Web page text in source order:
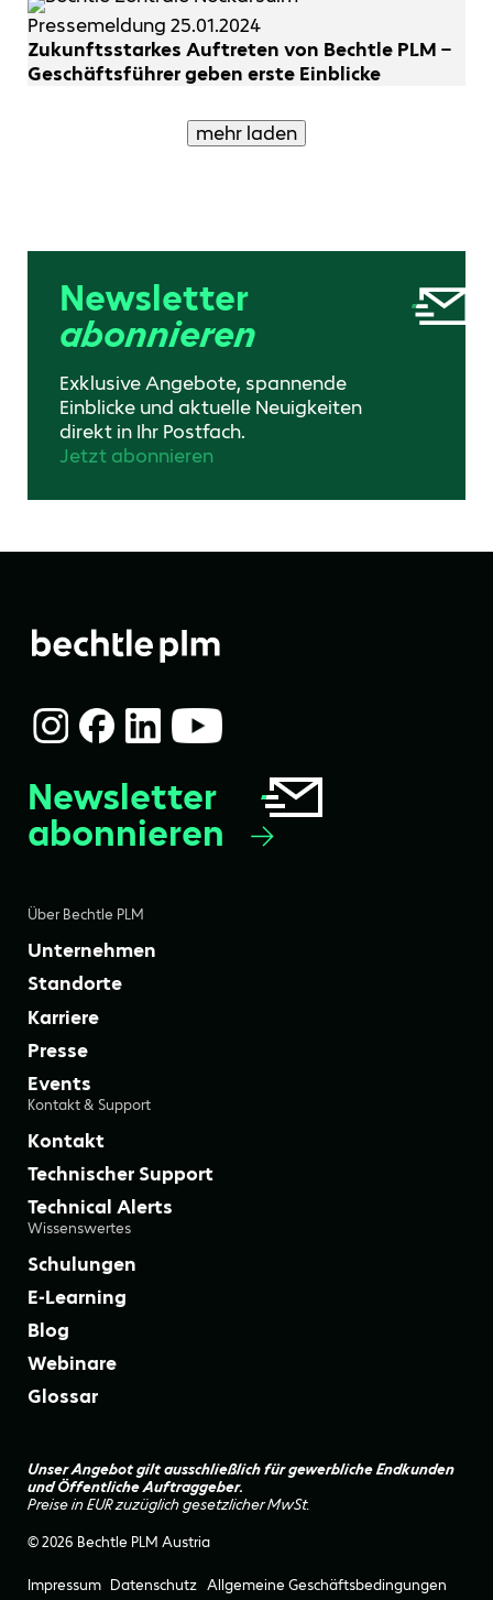
Pressemeldung 25.01.2024
Zukunftsstarkes Auftreten von Bechtle PLM –
Geschäftsführer geben erste Einblicke
mehr laden
Newsletter
abonnieren
Exklusive Angebote, spannende
Einblicke und aktuelle Neuigkeiten
direkt in Ihr Postfach.
Jetzt abonnieren
Über Bechtle PLM
Unternehmen
Standorte
Karriere
Presse
Events
Kontakt & Support
Kontakt
Technischer Support
Technical Alerts
Wissenswertes
Schulungen
E-Learning
Blog
Webinare
Glossar
Newsletter
abonnieren
Unser Angebot gilt ausschließlich für gewerbliche Endkunden
und Öffentliche Auftraggeber.
Preise in EUR zuzüglich gesetzlicher MwSt.
© 2026 Bechtle PLM Austria
Impressum Datenschutz Allgemeine Geschäftsbedingungen